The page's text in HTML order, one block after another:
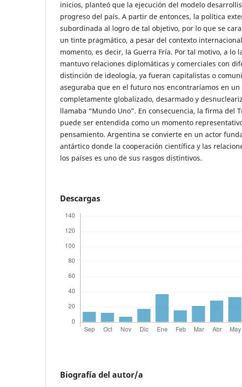
inicios, planteó que la ejecución del modelo
progreso del país. A partir de entonces, la política
subordinada al logro de tal objetivo, por lo que se
un tinte pragmático, a pesar del contexto
momento, es decir, la Guerra Fría. Por tal motivo, a lo
mantuvo relaciones diplomáticas y comerciales con
distinción de ideología, ya fueran capitalistas o
aseguraba que en el futuro nos encontraríamos en
completamente globalizado, desarmado y
llamaba “Mundo Uno”. En consecuencia, la firma del
puede ser entendida como un momento
pensamiento. Argentina se convierte en un actor
antártico donde la cooperación científica y las
los países es uno de sus rasgos distintivos.
Descargas
Biografía del autor/a